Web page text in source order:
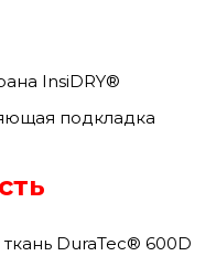
InsiDRY®
подкладка
DuraTec® 600D